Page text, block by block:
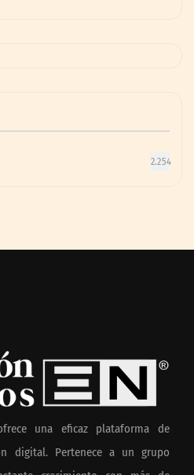
2.254
una eficaz plataforma de
digital. Pertenece a un grupo